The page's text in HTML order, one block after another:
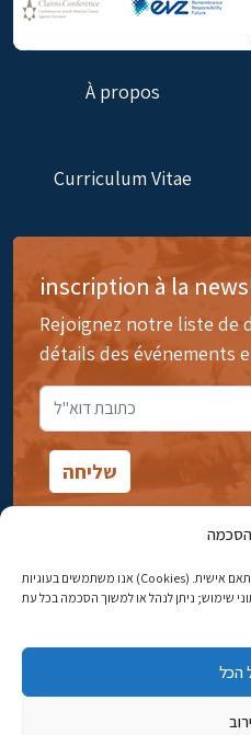
הסכמה
אנו משתמשים בעוגיות (Cookies) לצורך הפעלת האתר, ניתוח ושיווק מותאם אישית.
הכל
À propos
Curriculum Vitae
inscription à la
Rejoignez notre liste de
détails des événements
14rue Ibn Gavirol,
Adresse